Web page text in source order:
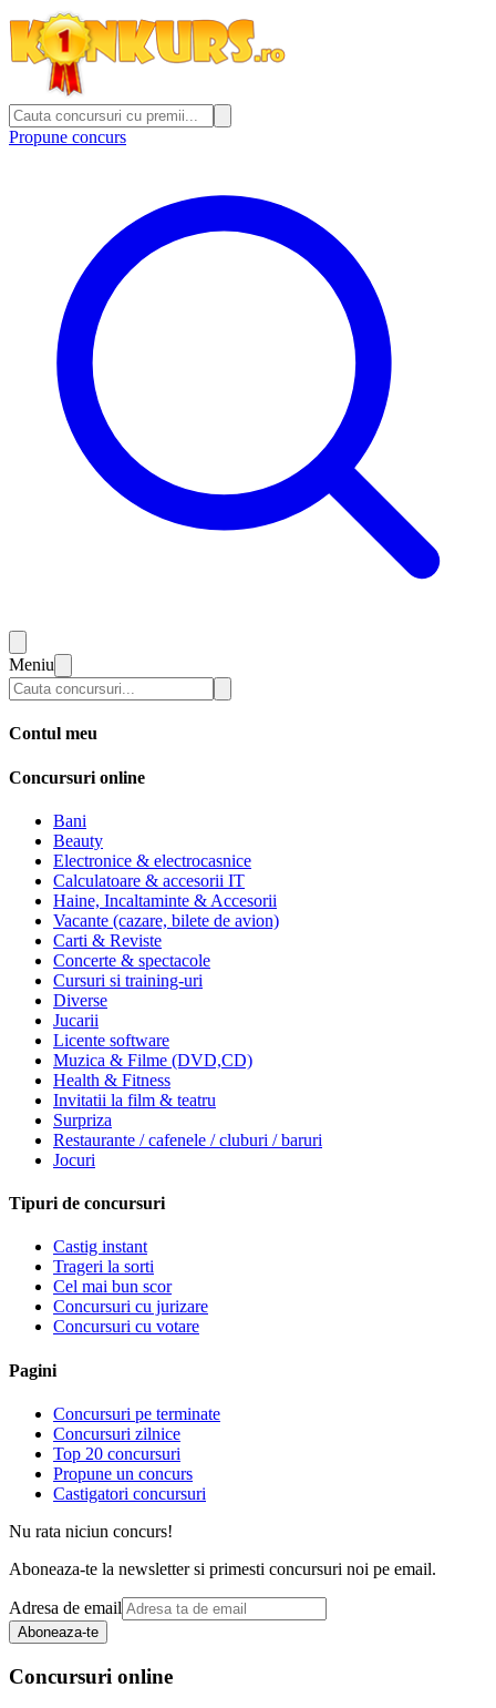
Propune concurs
Meniu
Contul meu
Concursuri online
Bani
Beauty
Electronice & electrocasnice
Calculatoare & accesorii IT
Haine, Incaltaminte & Accesorii
Vacante (cazare, bilete de avion)
Carti & Reviste
Concerte & spectacole
Cursuri si training-uri
Diverse
Jucarii
Licente software
Muzica & Filme (DVD,CD)
Health & Fitness
Invitatii la film & teatru
Surpriza
Restaurante / cafenele / cluburi / baruri
Jocuri
Tipuri de concursuri
Castig instant
Trageri la sorti
Cel mai bun scor
Concursuri cu jurizare
Concursuri cu votare
Pagini
Concursuri pe terminate
Concursuri zilnice
Top 20 concursuri
Propune un concurs
Castigatori concursuri
Nu rata niciun concurs!
Aboneaza-te la newsletter si primesti concursuri noi pe email.
Adresa de email
Aboneaza-te
Concursuri online